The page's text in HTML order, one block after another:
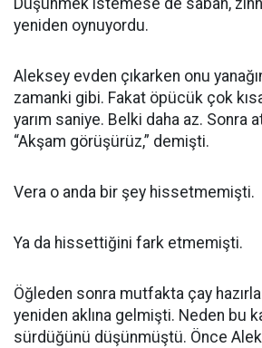
Düşünmek istemese de sabah,
yeniden oynuyordu.
Aleksey evden çıkarken onu
zamanki gibi. Fakat öpücük çok
yarım saniye. Belki daha az. Sonra
“Akşam görüşürüz,” demişti.
Vera o anda bir şey hissetmemişti.
Ya da hissettiğini fark etmemişti.
Öğleden sonra mutfakta çay
yeniden aklına gelmişti. Neden bu
sürdüğünü düşünmüştü. Önce